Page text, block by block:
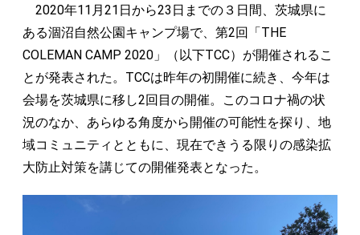
2020年11月21日から23日までの３日間、茨城県に
ある涸沼自然公園キャンプ場で、第2回「THE
COLEMAN CAMP 2020」（以下TCC）が開催されるこ
とが発表された。TCCは昨年の初開催に続き、今年は
会場を茨城県に移し2回目の開催。このコロナ禍の状
況のなか、あらゆる角度から開催の可能性を探り、地
域コミュニティとともに、現在できうる限りの感染拡
大防止対策を講じての開催発表となった。